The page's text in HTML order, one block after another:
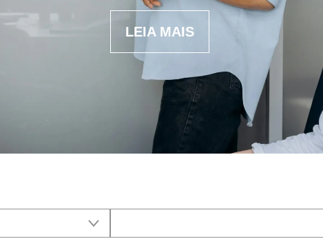
LEIA MAIS